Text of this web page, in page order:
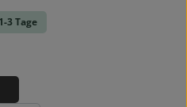
3 Tage